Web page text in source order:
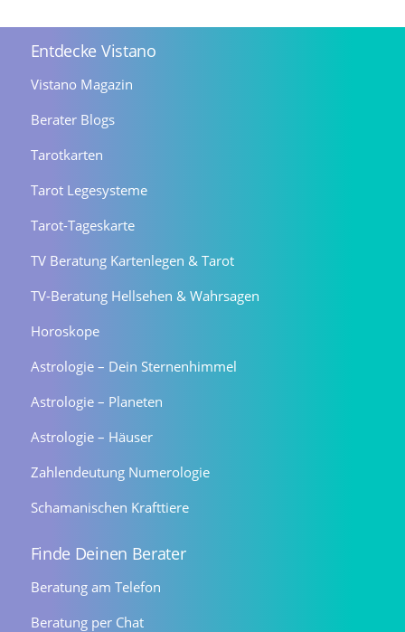
Entdecke Vistano
Vistano Magazin
Berater Blogs
Tarotkarten
Tarot Legesysteme
Tarot-Tageskarte
TV Beratung Kartenlegen & Tarot
TV-Beratung Hellsehen & Wahrsagen
Horoskope
Astrologie – Dein Sternenhimmel
Astrologie – Planeten
Astrologie – Häuser
Zahlendeutung Numerologie
Schamanischen Krafttiere
Finde Deinen Berater
Beratung am Telefon
Beratung per Chat